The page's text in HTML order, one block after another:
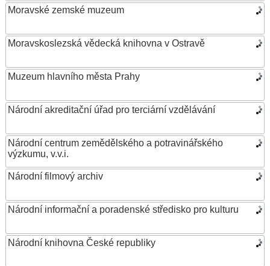
Moravské zemské muzeum
Moravskoslezská vědecká knihovna v Ostravě
Muzeum hlavního města Prahy
Národní akreditační úřad pro terciární vzdělávání
Národní centrum zemědělského a potravinářského
výzkumu, v.v.i.
Národní filmový archiv
Národní informační a poradenské středisko pro kulturu
Národní knihovna České republiky